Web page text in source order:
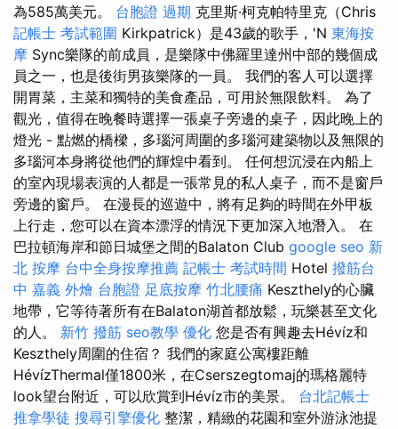
為585萬美元。 台胞證 過期 克里斯·柯克帕特里克（Chris
記帳士 考試範圍 Kirkpatrick）是43歲的歌手，'N 東海按
摩 Sync樂隊的前成員，是樂隊中佛羅里達州中部的幾個成
員之一，也是後街男孩樂隊的一員。 我們的客人可以選擇
開胃菜，主菜和獨特的美食產品，可用於無限飲料。 為了
觀光，值得在晚餐時選擇一張桌子旁邊的桌子，因此晚上的
燈光 - 點燃的橋樑，多瑙河周圍的多瑙河建築物以及無限的
多瑙河本身將從他們的輝煌中看到。 任何想沉浸在內船上
的室內現場表演的人都是一張常見的私人桌子，而不是窗戶
旁邊的窗戶。 在漫長的巡遊中，將有足夠的時間在外甲板
上行走，您可以在資本漂浮的情況下更加深入地潛入。 在
巴拉頓海岸和節日城堡之間的Balaton Club google seo 新
北 按摩 台中全身按摩推薦 記帳士 考試時間 Hotel 撥筋台
中 嘉義 外燴 台胞證 足底按摩 竹北腰痛 Keszthely的心臟
地帶，它等待著所有在Balaton湖首都放鬆，玩樂甚至文化
的人。 新竹 撥筋 seo教學 優化 您是否有興趣去Hévíz和
Keszthely周圍的住宿？ 我們的家庭公寓樓距離
HévízThermal僅1800米，在Cserszegtomaj的瑪格麗特
look望台附近，可以欣賞到Hévíz市的美景。 台北記帳士
推拿學徒 搜尋引擎優化 整潔，精緻的花園和室外游泳池提